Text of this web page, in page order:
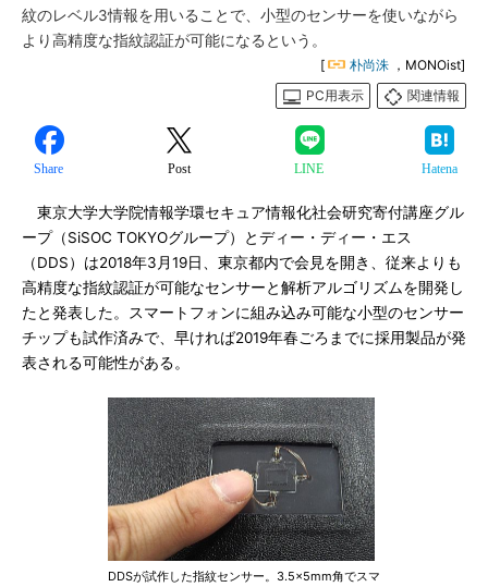
紋のレベル3情報を用いることで、小型のセンサーを使いながら
より高精度な指紋認証が可能になるという。
[ 朴尚洙 ，MONOist]
PC用表示
関連情報
Share Post LINE Hatena
東京大学大学院情報学環セキュア情報化社会研究寄付講座グル
ープ（SiSOC TOKYOグループ）とディー・ディー・エス
（DDS）は2018年3月19日、東京都内で会見を開き、従来よりも
高精度な指紋認証が可能なセンサーと解析アルゴリズムを開発し
たと発表した。スマートフォンに組み込み可能な小型のセンサー
チップも試作済みで、早ければ2019年春ごろまでに採用製品が発
表される可能性がある。
DDSが試作した指紋センサー。3.5×5mm角でスマ